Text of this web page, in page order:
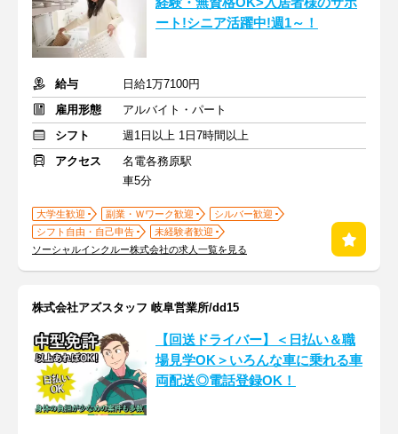
ート!シニア活躍中!週1～！
給与
日給1万7100円
雇用形態
アルバイト・パート
シフト
週1日以上 1日7時間以上
アクセス
名電各務原駅
車5分
大学生歓迎 副業・Ｗワーク歓迎
シルバー歓迎
シフト自由・自己申告
未経験者歓迎
ソーシャルインクルー株式会社の求人一覧を見る
株式会社アズスタッフ 岐阜営業所/dd15
【回送ドライバー】＜日払い＆職
場見学OK＞いろんな車に乗れる車
両配送◎電話登録OK！